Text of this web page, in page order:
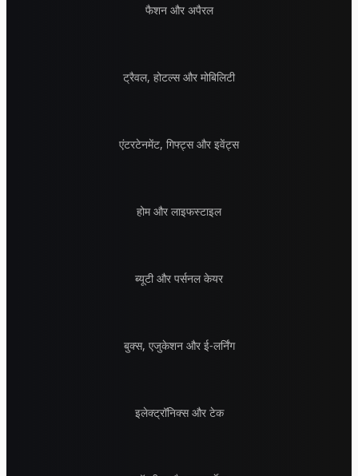
फैशन और अपैरल
ट्रैवल, होटल्स और मोबिलिटी
एंटरटेनमेंट, गिफ्ट्स और इवेंट्स
होम और लाइफस्टाइल
ब्यूटी और पर्सनल केयर
बुक्स, एजुकेशन और ई-लर्निंग
इलेक्ट्रॉनिक्स और टेक